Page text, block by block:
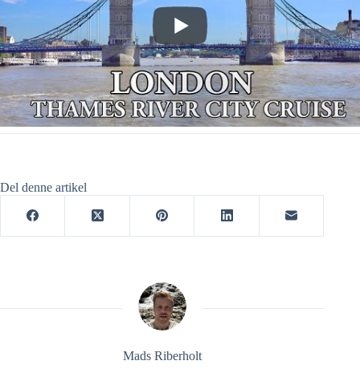
Del denne artikel
Mads Riberholt